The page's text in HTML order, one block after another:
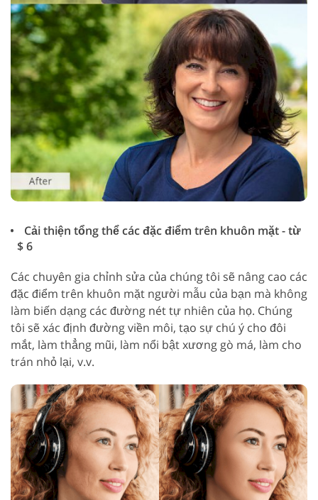
Cải thiện tổng thể các đặc điểm trên khuôn mặt - từ
$ 6
Các chuyên gia chỉnh sửa của chúng tôi sẽ nâng cao các
đặc điểm trên khuôn mặt người mẫu của bạn mà không
làm biến dạng các đường nét tự nhiên của họ. Chúng
tôi sẽ xác định đường viền môi, tạo sự chú ý cho đôi
mắt, làm thẳng mũi, làm nổi bật xương gò má, làm cho
trán nhỏ lại, v.v.